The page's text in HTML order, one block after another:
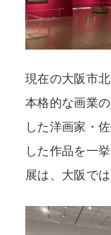
現在の大阪市
本格的な画業
した洋画家・
した作品を一
展は、大阪で